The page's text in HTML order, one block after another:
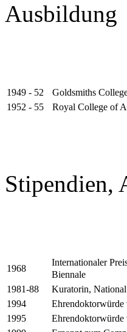
Ausbildung
1949 - 52 Goldsmiths
1952 - 55 Royal College of
Stipendien,
1968
Internationaler
Biennale
1981-88 Kuratorin,
1994
1995